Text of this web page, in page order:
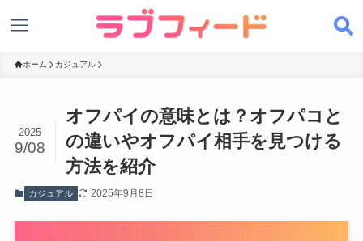
ホーム カジュアル
オフパイの意味とは？オフパコと
の違いやオフパイ相手を見つける
方法を紹介
2025
9/08
カジュアル 2025年9月8日